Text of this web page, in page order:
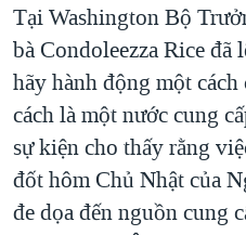
Tại Washington Bộ
bà Condoleezza Rice đã
hãy hành động một
cách là một nước cung
sự kiện cho thấy rằng
đốt hôm Chủ Nhật của
đe dọa đến nguồn cung